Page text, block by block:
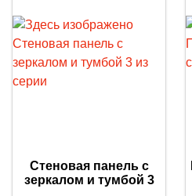
Стеновая панель с
зеркалом и тумбой 3